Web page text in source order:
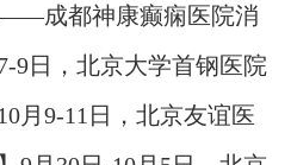
成都神康癫痫医院消
9日，北京大学首钢医院
都会诊，破解癫痫疑难
月9-11日，北京友谊医